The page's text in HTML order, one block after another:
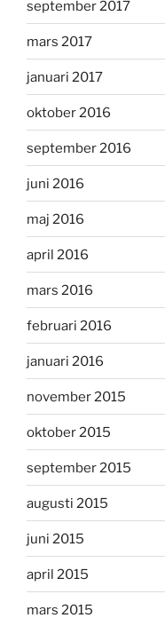
september 2017
mars 2017
januari 2017
oktober 2016
september 2016
juni 2016
maj 2016
april 2016
mars 2016
februari 2016
januari 2016
november 2015
oktober 2015
september 2015
augusti 2015
juni 2015
april 2015
mars 2015